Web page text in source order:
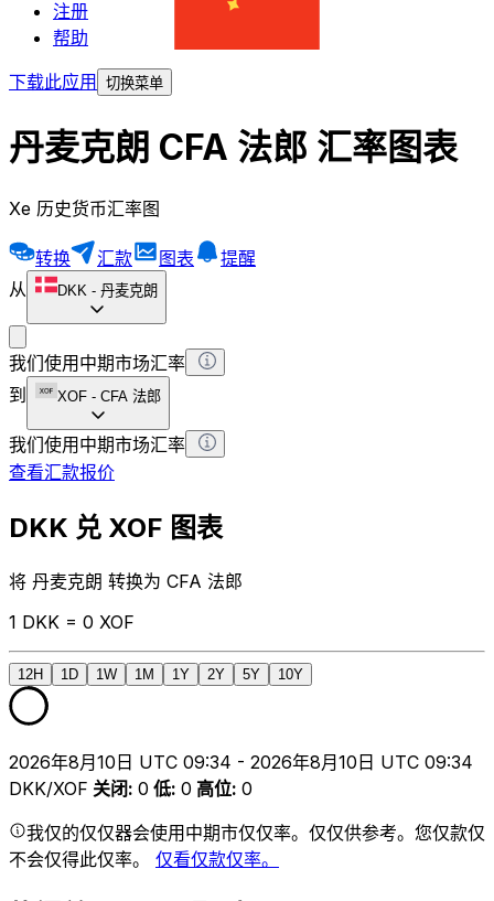
注册
帮助
下载此应用
切换菜单
丹麦克朗 CFA 法郎 汇率图表
Xe 历史货币汇率图
转换 汇款 图表
提醒
从
DKK - 丹麦克朗
我们使用中期市场汇率
到
XOF - CFA 法郎
我们使用中期市场汇率
查看汇款报价
DKK 兑 XOF 图表
将 丹麦克朗 转换为 CFA 法郎
1 DKK = 0 XOF
12H 1D 1W 1M 1Y 2Y 5Y 10Y
2026年8月10日 UTC 09:34 - 2026年8月10日 UTC 09:34
DKK/XOF 关闭: 0 低: 0 高位: 0
我仅的仅仅器会使用中期市仅仅率。仅仅供参考。您仅款仅
不会仅得此仅率。 仅看仅款仅率。